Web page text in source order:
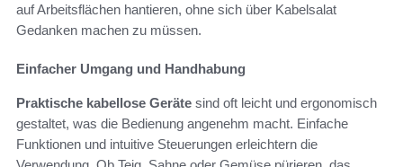
auf Arbeitsflächen hantieren, ohne sich über Kabelsalat
Gedanken machen zu müssen.
Einfacher Umgang und Handhabung
Praktische kabellose Geräte sind oft leicht und ergonomisch
gestaltet, was die Bedienung angenehm macht. Einfache
Funktionen und intuitive Steuerungen erleichtern die